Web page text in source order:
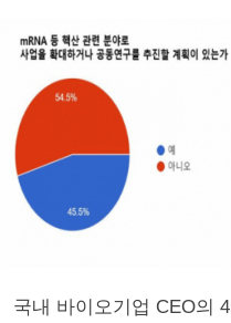
국내 바이오기업 CEO의